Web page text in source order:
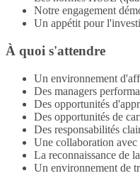
Notre engagement
Un appétit pour
À quoi s'attendre
Un environnement
Des managers
Des opportunités
Des opportunités de
Des responsabilités
Une collaboration avec
La reconnaissance de
Un environnement de